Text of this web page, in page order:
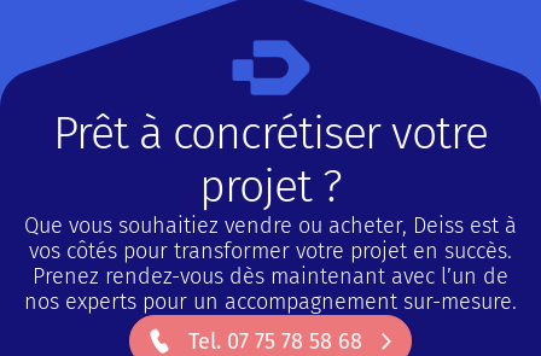
Prêt à concrétiser votre
projet ?
Que vous souhaitiez vendre ou acheter, Deiss est à
vos côtés pour transformer votre projet en succès.
Prenez rendez-vous dès maintenant avec l’un de
nos experts pour un accompagnement sur-mesure.
Button Text
Tel. 07 75 78 58 68